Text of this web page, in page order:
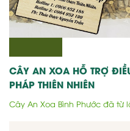
CÂY AN XOA HỖ TRỢ
PHÁP THIÊN NHIÊN
Cây An Xoa Bình Phước đã từ